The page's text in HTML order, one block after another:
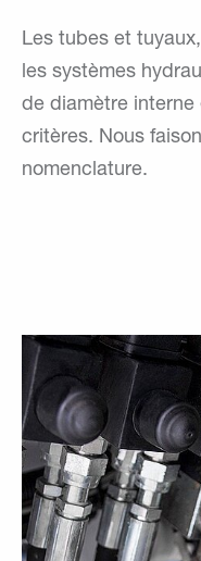
Les tubes et
les systèmes
de diamètre
critères. Nous
nomenclature.